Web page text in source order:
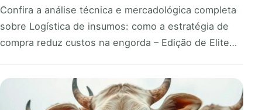
Confira a análise técnica e mercadológica completa
sobre Logística de insumos: como a estratégia de
compra reduz custos na engorda – Edição de Elite…